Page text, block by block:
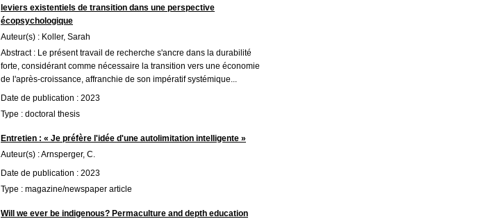
leviers existentiels de transition dans une perspective
écopsychologique
Auteur(s) : Koller, Sarah
Abstract : Le présent travail de recherche s'ancre dans la durabilité
forte, considérant comme nécessaire la transition vers une économie
de l'après-croissance, affranchie de son impératif systémique...
Date de publication : 2023
Type : doctoral thesis
Entretien : « Je préfère l'idée d'une autolimitation intelligente »
Auteur(s) : Arnsperger, C.
Date de publication : 2023
Type : magazine/newspaper article
Will we ever be indigenous? Permaculture and depth education